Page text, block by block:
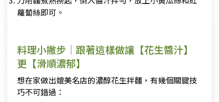
蘿蔔絲即可。
料理小撇步｜跟著這樣做讓【花生醬汁】
更【滑順濃郁】
想在家做出媲美名店的濃醇花生拌麵，有幾個關鍵技
巧不可錯過：